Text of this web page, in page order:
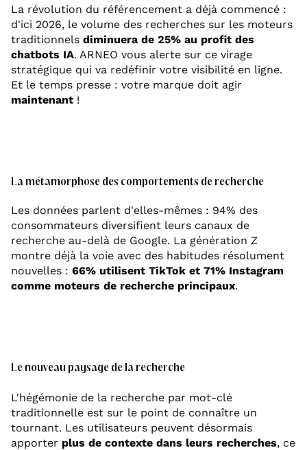
La révolution du référencement a déjà commencé :
d'ici 2026, le volume des recherches sur les moteurs
traditionnels diminuera de 25% au profit des
chatbots IA. ARNEO vous alerte sur ce virage
stratégique qui va redéfinir votre visibilité en ligne.
Et le temps presse : votre marque doit agir
maintenant !
La métamorphose des comportements de recherche
Les données parlent d'elles-mêmes : 94% des
consommateurs diversifient leurs canaux de
recherche au-delà de Google. La génération Z
montre déjà la voie avec des habitudes résolument
nouvelles : 66% utilisent TikTok et 71% Instagram
comme moteurs de recherche principaux.
Le nouveau paysage de la recherche
L'hégémonie de la recherche par mot-clé
traditionnelle est sur le point de connaître un
tournant. Les utilisateurs peuvent désormais
apporter plus de contexte dans leurs recherches, ce